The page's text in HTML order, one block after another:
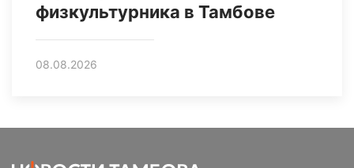
физкультурника в Тамбове
08.08.2026